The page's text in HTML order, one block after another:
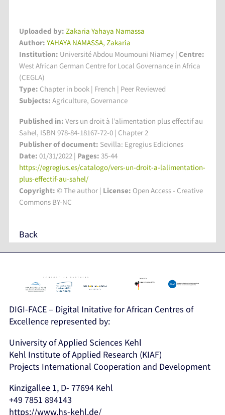
Uploaded by: Zakaria Yahaya Namassa
Author: YAHAYA NAMASSA, Zakaria
Institution: Université Abdou Moumouni Niamey | Centre:
West African German Centre for Local Governance in Africa
(CEGLA)
Type: Chapter in book | French | Peer Reviewed
Subjects: Agriculture, Governance
Published in: Vers un droit à l’alimentation plus effectif au
Sahel, ISBN 978-84-18167-72-0 | Chapter 2
Publisher of document: Sevilla: Egregius Ediciones
Date: 01/31/2022 | Pages: 35-44
https://egregius.es/catalogo/vers-un-droit-a-lalimentation-
plus-effectif-au-sahel/
Copyright: © The author | License: Open Access - Creative
Commons BY-NC
Back
DIGI-FACE – Digital Initative for African Centres of
Excellence represented by:
University of Applied Sciences Kehl
Kehl Institute of Applied Research (KIAF)
Projects International Cooperation and Development
Kinzigallee 1, D- 77694 Kehl
+49 7851 894143
https://www.hs-kehl.de/